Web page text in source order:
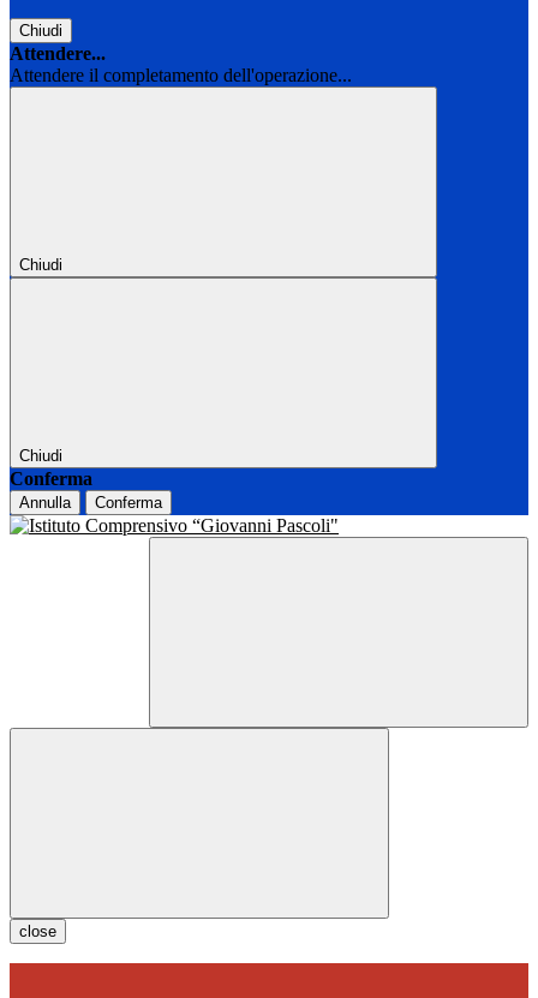
Chiudi
Attendere...
Attendere il completamento dell'operazione...
Chiudi
Chiudi
Conferma
Annulla Conferma
close